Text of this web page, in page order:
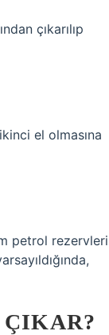
çıkarılıp
el olmasına
petrol rezervleri